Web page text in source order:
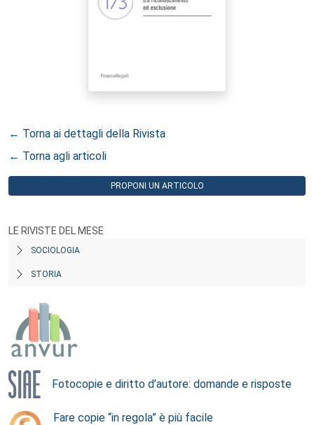
← Torna ai dettagli della Rivista
← Torna agli articoli
PROPONI UN ARTICOLO
LE RIVISTE DEL MESE
SOCIOLOGIA
STORIA
Fotocopie e diritto d’autore: domande e risposte
Fare copie “in regola” è più facile